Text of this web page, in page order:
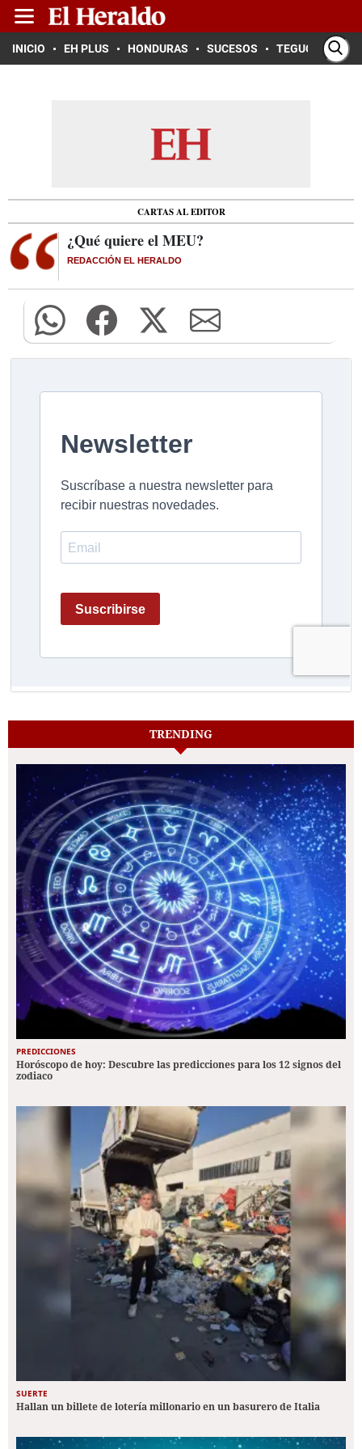
INICIO EH PLUS HONDURAS SUCESOS TEGUCIGALPA
CARTAS AL EDITOR
¿Qué quiere el MEU?
REDACCIÓN EL HERALDO
TRENDING
PREDICCIONES
Horóscopo de hoy: Descubre las predicciones para los 12 signos del
zodiaco
SUERTE
Hallan un billete de lotería millonario en un basurero de Italia